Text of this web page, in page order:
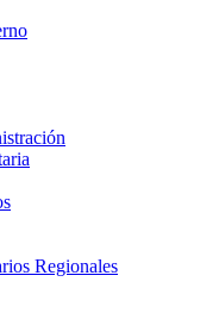
Regionales